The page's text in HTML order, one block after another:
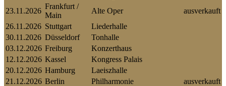
23.11.2026
Frankfurt /
Main
Alte Oper
ausverkauft
26.11.2026 Stuttgart
Liederhalle
30.11.2026 Düsseldorf
Tonhalle
03.12.2026 Freiburg
Konzerthaus
12.12.2026 Kassel
Kongress Palais
20.12.2026 Hamburg
Laeiszhalle
21.12.2026 Berlin Philharmonie
ausverkauft